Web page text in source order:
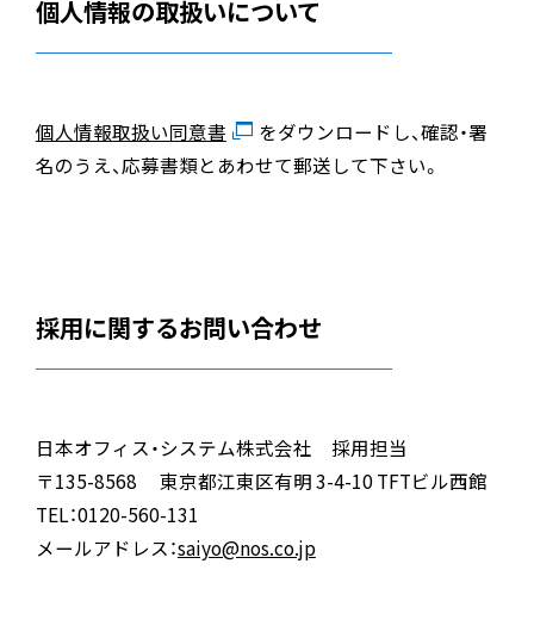
個人情報の取扱いについて
個人情報取扱い同意書
をダウンロードし、確認・署
名のうえ、応募書類とあわせて郵送して下さい。
採用に関するお問い合わせ
日本オフィス・システム株式会社 採用担当
〒135-8568 東京都江東区有明 3-4-10 TFTビル西館
TEL：0120-560-131
メールアドレス：saiyo@nos.co.jp